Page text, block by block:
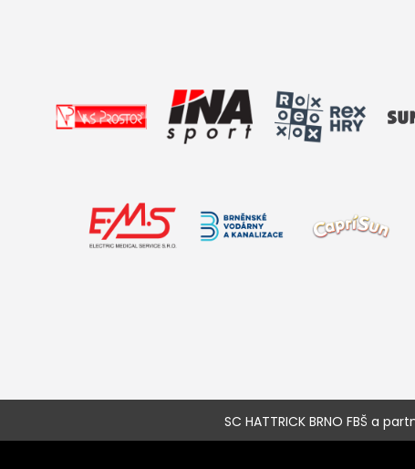
SC HATTRICK BRNO FBŠ a